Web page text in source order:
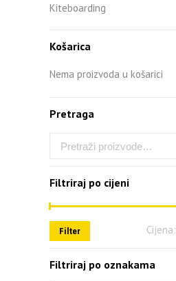
Kiteboarding
Košarica
Nema proizvoda u košarici
Pretraga
Filtriraj po cijeni
Filter Cijena:
Filtriraj po oznakama